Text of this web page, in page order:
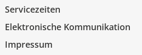
Servicezeiten
Elektronische Kommunikation
Impressum